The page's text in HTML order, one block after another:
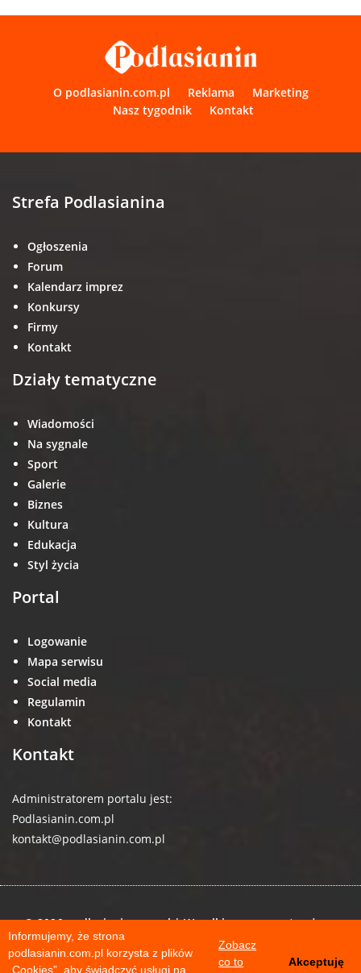
Informujemy, że strona
podlasianin.com.pl korzysta z plików
„Cookies”, aby świadczyć usługi na
Zobacz
co to
Akceptuję
O podlasianin.com.pl Reklama
Marketing
Nasz tygodnik
Kontakt
Strefa Podlasianina
Ogłoszenia
Forum
Kalendarz imprez
Konkursy
Firmy
Kontakt
Działy tematyczne
Wiadomości
Na sygnale
Sport
Galerie
Biznes
Kultura
Edukacja
Styl życia
Portal
Logowanie
Mapa serwisu
Social media
Regulamin
Kontakt
Kontakt
Administratorem portalu jest:
Podlasianin.com.pl
kontakt@podlasianin.com.pl
© 2026 podlasianin.com.pl | Wszelkie prawa zastrzeżone